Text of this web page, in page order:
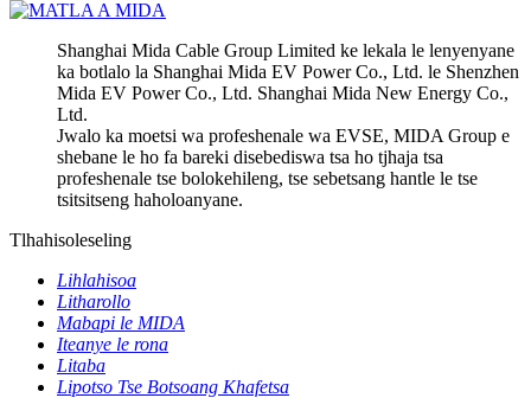
Shanghai Mida Cable Group Limited ke lekala le lenyenyane
ka botlalo la Shanghai Mida EV Power Co., Ltd. le Shenzhen
Mida EV Power Co., Ltd. Shanghai Mida New Energy Co.,
Ltd.
Jwalo ka moetsi wa profeshenale wa EVSE, MIDA Group e
shebane le ho fa bareki disebediswa tsa ho tjhaja tsa
profeshenale tse bolokehileng, tse sebetsang hantle le tse
tsitsitseng haholoanyane.
Tlhahisoleseling
Lihlahisoa
Litharollo
Mabapi le MIDA
Iteanye le rona
Litaba
Lipotso Tse Botsoang Khafetsa